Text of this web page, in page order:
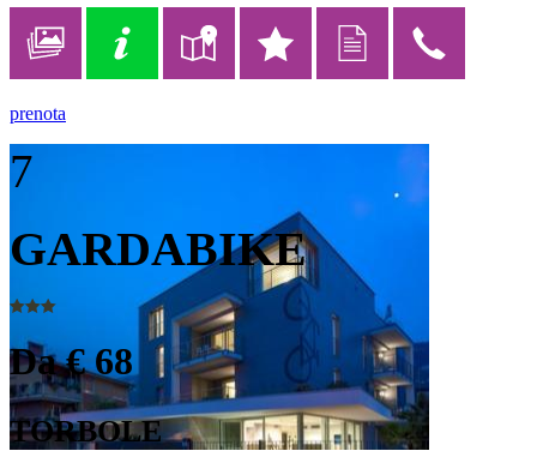
prenota
7
GARDABIKE
Da € 68
TORBOLE